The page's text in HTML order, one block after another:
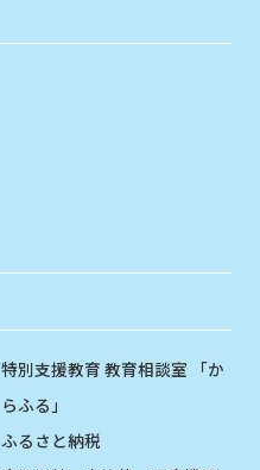
特別支援教育 教育相談室 「か
らふる」
ふるさと納税